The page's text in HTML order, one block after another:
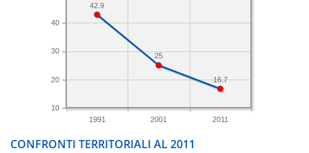
1991 2001 2011
10
20
30
40
16.7
25
42.9
CONFRONTI TERRITORIALI AL 2011